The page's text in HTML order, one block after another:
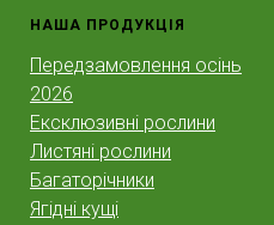
НАША ПРОДУКЦІЯ
Передзамовлення осінь
2026
Ексклюзивні рослини
Листяні рослини
Багаторічники
Ягідні кущі